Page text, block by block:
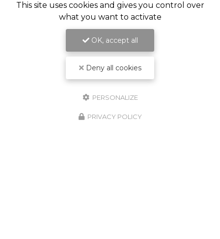
This site uses cookies and gives you control over
what you want to activate
OK, accept all
Deny all cookies
PERSONALIZE
PRIVACY POLICY